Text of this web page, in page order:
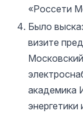
«Россети
Было
визите
академика
энергетики